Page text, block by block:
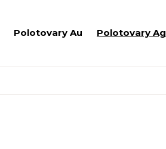
Polotovary Au Polotovary Ag